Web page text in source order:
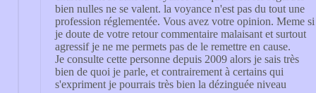
bien nulles ne se valent. la voyance n'est pas du tout une
profession réglementée. Vous avez votre opinion. Meme si
je doute de votre retour commentaire malaisant et surtout
agressif je ne me permets pas de le remettre en cause.
Je consulte cette personne depuis 2009 alors je sais très
bien de quoi je parle, et contrairement à certains qui
s'expriment je pourrais très bien la dézinguée niveau